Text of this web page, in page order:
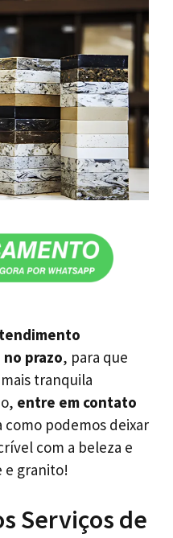
prazo, para que
tranquila
entre em contato
como podemos deixar
com a beleza e
e granito!
Serviços de